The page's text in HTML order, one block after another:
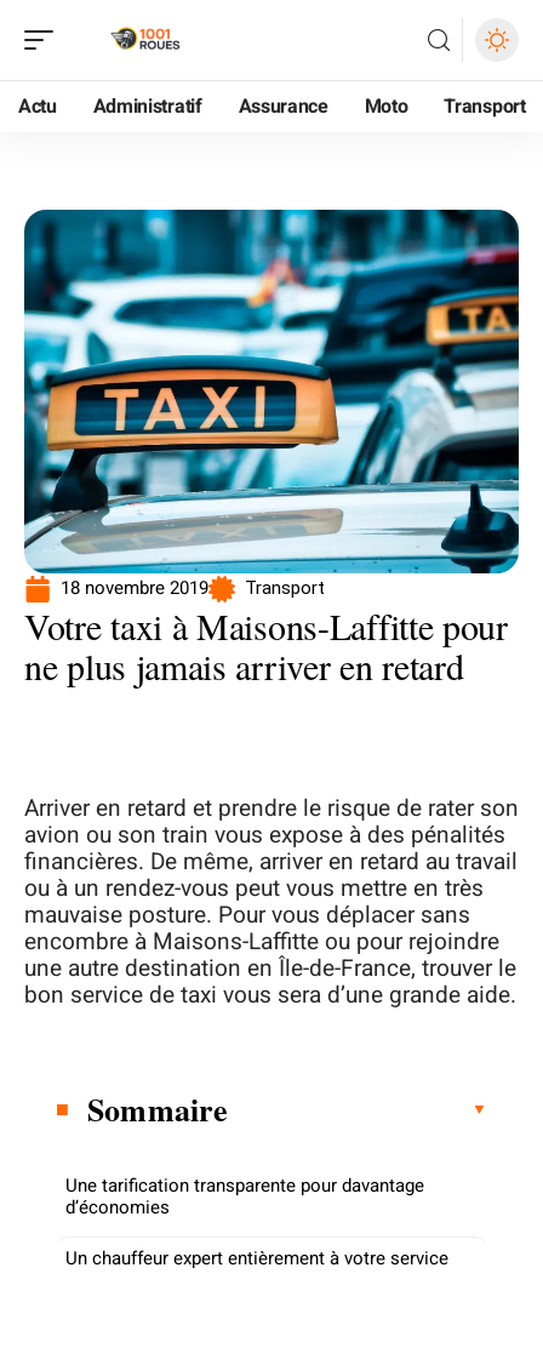
Actu Administratif Assurance Moto Transport
18 novembre 2019 Transport
Votre taxi à Maisons-Laffitte pour
ne plus jamais arriver en retard
Arriver en retard et prendre le risque de rater son
avion ou son train vous expose à des pénalités
financières. De même, arriver en retard au travail
ou à un rendez-vous peut vous mettre en très
mauvaise posture. Pour vous déplacer sans
encombre à Maisons-Laffitte ou pour rejoindre
une autre destination en Île-de-France, trouver le
bon service de taxi vous sera d’une grande aide.
Sommaire
Une tarification transparente pour davantage
d’économies
Un chauffeur expert entièrement à votre service